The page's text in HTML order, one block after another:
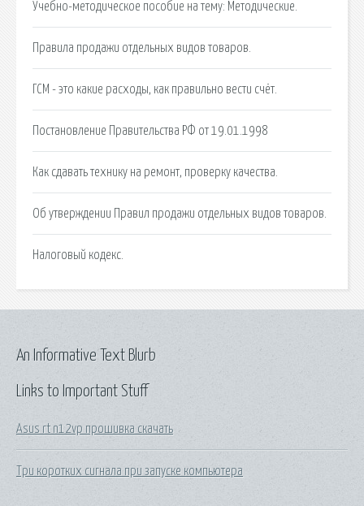
Учебно-методическое пособие на тему: Методические.
Правила продажи отдельных видов товаров.
ГСМ - это какие расходы, как правильно вести счёт.
Постановление Правительства РФ от 19.01.1998
Как сдавать технику на ремонт, проверку качества.
Об утверждении Правил продажи отдельных видов товаров.
Налоговый кодекс.
Links to Important Stuff
Asus rt n12vp прошивка скачать
Три коротких сигнала при запуске компьютера
An Informative Text Blurb